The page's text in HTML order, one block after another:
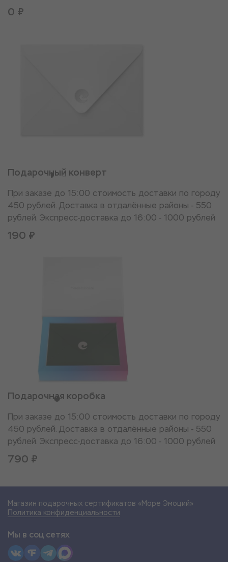
0 ₽
Подарочный конверт
При заказе до 15:00 стоимость доставки по городу
450 рублей. Доставка в отдалённые районы - 550
рублей. Экспресс-доставка до 16:00 - 1000 рублей
190 ₽
Подарочная коробка
При заказе до 15:00 стоимость доставки по городу
450 рублей. Доставка в отдалённые районы - 550
рублей. Экспресс-доставка до 16:00 - 1000 рублей
790 ₽
Магазин подарочных сертификатов «Море Эмоций»
Политика конфиденциальности
Мы в соц сетях